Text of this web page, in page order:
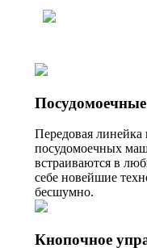
Передовая
посудомоечных
встраиваются в
себе новейшие
бесшумно.
Кнопочное